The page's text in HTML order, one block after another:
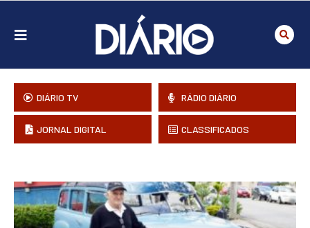
DIÁRIO TV RÁDIO DIÁRIO
JORNAL DIGITAL CLASSIFICADOS